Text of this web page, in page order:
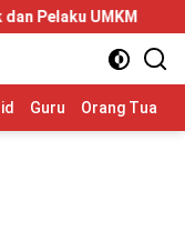
UMKM Telkom
Guru Orang Tua